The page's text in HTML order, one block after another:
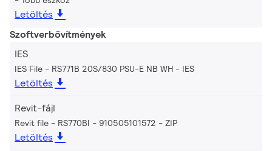
Letöltés
Szoftverbővítmények
IES
IES File - RS771B 20S/830 PSU-E NB WH IES
Letöltés
Revit-fájl
Revit file - RS770BI - 910505101572 ZIP
Letöltés